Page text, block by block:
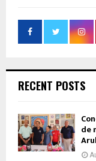
RECENT POSTS
de